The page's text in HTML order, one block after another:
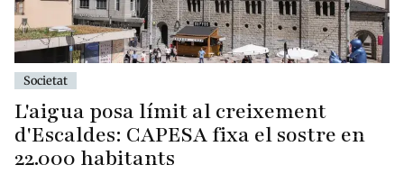
Societat
L'aigua posa límit al creixement
d'Escaldes: CAPESA fixa el sostre en
22.000 habitants